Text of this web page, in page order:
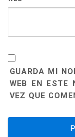
GUARDA MI
WEB EN ESTE
VEZ QUE